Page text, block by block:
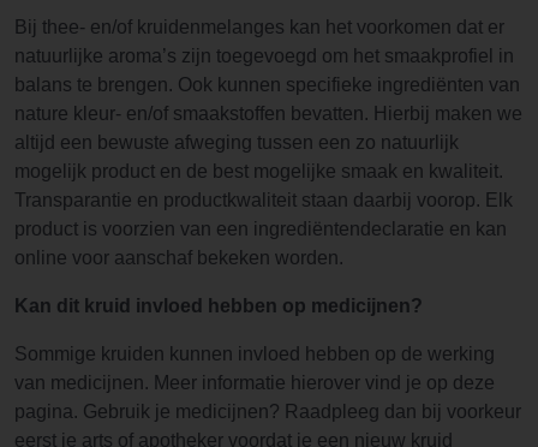
Bij thee- en/of kruidenmelanges kan het voorkomen dat er
natuurlijke aroma’s zijn toegevoegd om het smaakprofiel in
balans te brengen. Ook kunnen specifieke ingrediënten van
nature kleur- en/of smaakstoffen bevatten. Hierbij maken we
altijd een bewuste afweging tussen een zo natuurlijk
mogelijk product en de best mogelijke smaak en kwaliteit.
Transparantie en productkwaliteit staan daarbij voorop. Elk
product is voorzien van een ingrediëntendeclaratie en kan
online voor aanschaf bekeken worden.
Kan dit kruid invloed hebben op medicijnen?
Sommige kruiden kunnen invloed hebben op de werking
van medicijnen. Meer informatie hierover vind je op deze
pagina. Gebruik je medicijnen? Raadpleeg dan bij voorkeur
eerst je arts of apotheker voordat je een nieuw kruid